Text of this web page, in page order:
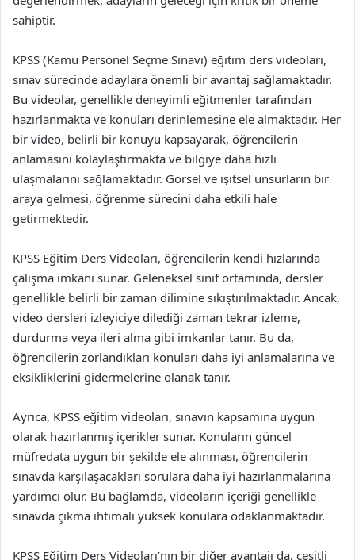
sahiptir.
KPSS (Kamu Personel Seçme Sınavı) eğitim ders videoları,
sınav sürecinde adaylara önemli bir avantaj sağlamaktadır.
Bu videolar, genellikle deneyimli eğitmenler tarafından
hazırlanmakta ve konuları derinlemesine ele almaktadır. Her
bir video, belirli bir konuyu kapsayarak, öğrencilerin
anlamasını kolaylaştırmakta ve bilgiye daha hızlı
ulaşmalarını sağlamaktadır. Görsel ve işitsel unsurların bir
araya gelmesi, öğrenme sürecini daha etkili hale
getirmektedir.
KPSS Eğitim Ders Videoları, öğrencilerin kendi hızlarında
çalışma imkanı sunar. Geleneksel sınıf ortamında, dersler
genellikle belirli bir zaman dilimine sıkıştırılmaktadır. Ancak,
video dersleri izleyiciye dilediği zaman tekrar izleme,
durdurma veya ileri alma gibi imkanlar tanır. Bu da,
öğrencilerin zorlandıkları konuları daha iyi anlamalarına ve
eksikliklerini gidermelerine olanak tanır.
Ayrıca, KPSS eğitim videoları, sınavın kapsamına uygun
olarak hazırlanmış içerikler sunar. Konuların güncel
müfredata uygun bir şekilde ele alınması, öğrencilerin
sınavda karşılaşacakları sorulara daha iyi hazırlanmalarına
yardımcı olur. Bu bağlamda, videoların içeriği genellikle
sınavda çıkma ihtimali yüksek konulara odaklanmaktadır.
KPSS Eğitim Ders Videoları’nın bir diğer avantajı da, çeşitli